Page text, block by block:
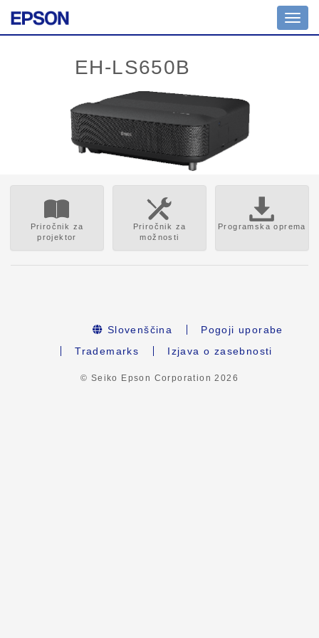
Priročnik za
projektor
Priročnik za
možnosti
Programska oprema
Slovenščina
Pogoji uporabe
Trademarks
Izjava o zasebnosti
© Seiko Epson Corporation 2026